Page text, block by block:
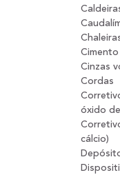
Cimento
Cinzas
Cordas
óxido
cálcio)